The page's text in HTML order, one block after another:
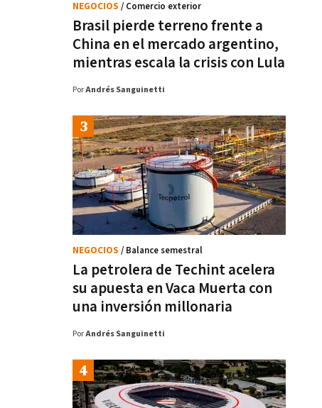
Brasil pierde terreno frente a
China en el mercado argentino,
mientras escala la crisis con Lula
NEGOCIOS / Comercio exterior
PorAndrés Sanguinetti
La petrolera de Techint acelera
su apuesta en Vaca Muerta con
una inversión millonaria
NEGOCIOS / Balance semestral
PorAndrés Sanguinetti